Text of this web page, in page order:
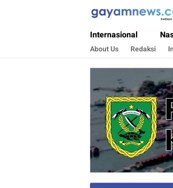
Gayamnews.com
Budaya Baca Berita
Internasional
About Us Redaksi